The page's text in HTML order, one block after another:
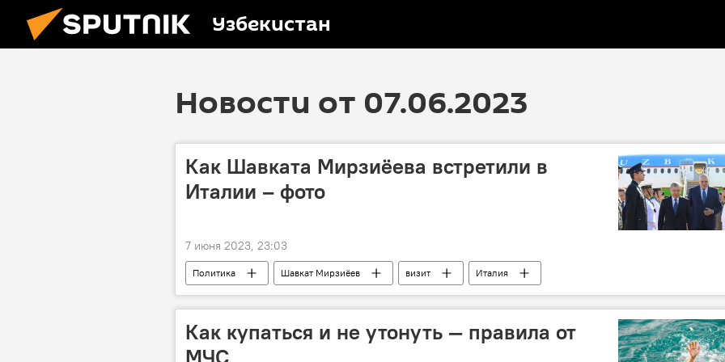
Узбекистан
Новости от 07.06.2023
Как Шавката Мирзиёева встретили в
Италии – фото
7 июня 2023, 23:03
Политика Шавкат Мирзиёев визит Италия
Как купаться и не утонуть — правила от